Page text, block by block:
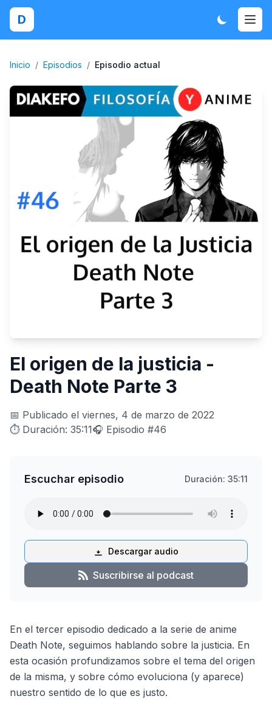
D
Inicio / Episodios / Episodio actual
El origen de la justicia -
Death Note Parte 3
📅 Publicado el viernes, 4 de marzo de 2022
⏱️ Duración: 35:11🎧 Episodio #46
Escuchar episodio Duración: 35:11
Descargar audio
Suscribirse al podcast
En el tercer episodio dedicado a la serie de anime
Death Note, seguimos hablando sobre la justicia. En
esta ocasión profundizamos sobre el tema del origen
de la misma, y sobre cómo evoluciona (y aparece)
nuestro sentido de lo que es justo.